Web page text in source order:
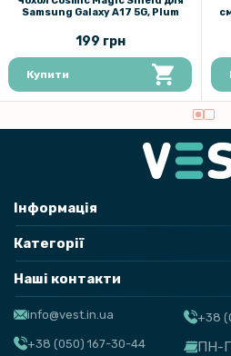
Samsung Galaxy A17 5G, Plum
199 грн
Купити
Інформація
Категорії
Наші контакти
info@vest.in.ua
+38 (050) 167-30-44
+38
ПН-